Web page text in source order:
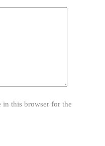
in this browser for the